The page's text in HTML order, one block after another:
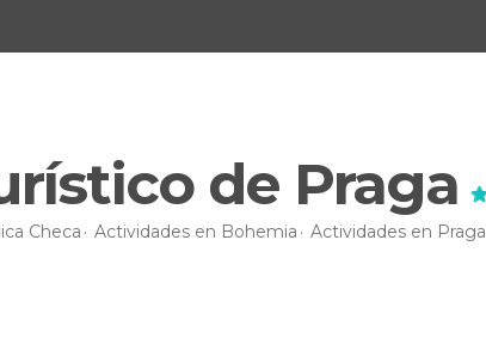
de Praga
Checa Actividades en Bohemia Actividades en Praga